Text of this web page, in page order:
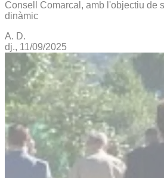
Consell Comarcal, amb l'objectiu de
dinàmic
A. D.
dj., 11/09/2025